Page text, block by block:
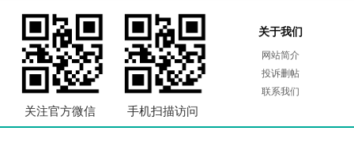
关注官方微信 手机扫描访问
关于我们
网站简介
投诉删帖
联系我们